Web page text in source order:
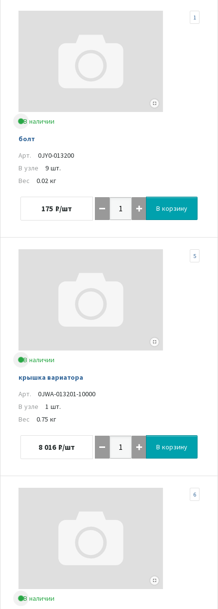
В наличии
болт
1
Арт.
0JY0-013200
В узле
9 шт.
Вес
0.02 кг
175 ₽/шт В корзину
В наличии
крышка вариатора
5
Арт.
0JWA-013201-10000
В узле
1 шт.
Вес
0.75 кг
8 016 ₽/шт В корзину
В наличии
6